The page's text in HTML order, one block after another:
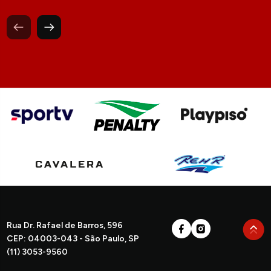
Rua Dr. Rafael de Barros, 596
CEP: 04003-043 - São Paulo, SP
(11) 3053-9560